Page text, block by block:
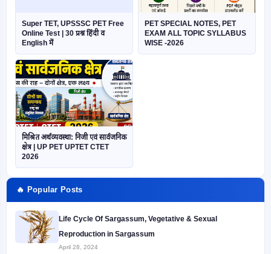
Super TET, UPSSSC PET Free
Online Test | 30 प्रश्न हिंदी व
English में
PET SPECIAL NOTES, PET
EXAM ALL TOPIC SYLLABUS
WISE -2026
मिश्रित अर्थव्यवस्था: निजी एवं सार्वजनिक
क्षेत्र | UP PET UPTET CTET
2026
🔥 Popular Posts
Life Cycle Of Sargassum, Vegetative & Sexual
Reproduction in Sargassum
April 28, 2024